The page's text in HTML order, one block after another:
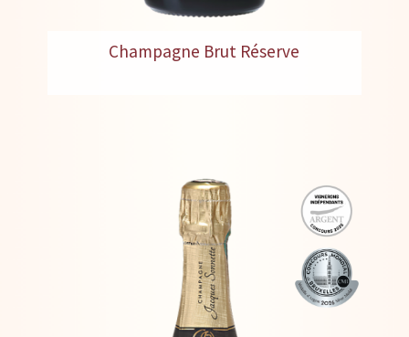
Champagne Brut Réserve